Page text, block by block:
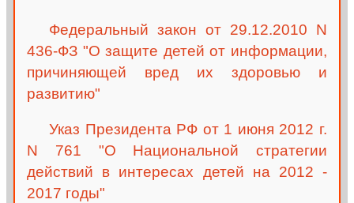
Федеральный закон от 29.12.2010 N
436-ФЗ "О защите детей от информации,
причиняющей вред их здоровью и
развитию"
Указ Президента РФ от 1 июня 2012 г.
N 761 "О Национальной стратегии
действий в интересах детей на 2012 -
2017 годы"